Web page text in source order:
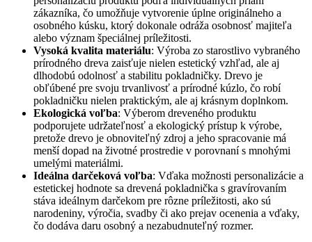
zákazníka, čo umožňuje vytvorenie úplne originálneho a
osobného kúsku, ktorý dokonale odráža osobnosť majiteľa
alebo význam špeciálnej príležitosti.
Vysoká kvalita materiálu: Výroba zo starostlivo vybraného
prírodného dreva zaisťuje nielen estetický vzhľad, ale aj
dlhodobú odolnosť a stabilitu pokladničky. Drevo je
obľúbené pre svoju trvanlivosť a prírodné kúzlo, čo robí
pokladničku nielen praktickým, ale aj krásnym doplnkom.
Ekologická voľba: Výberom dreveného produktu
podporujete udržateľnosť a ekologický prístup k výrobe,
pretože drevo je obnoviteľný zdroj a jeho spracovanie má
menší dopad na životné prostredie v porovnaní s mnohými
umelými materiálmi.
Ideálna darčeková voľba: Vďaka možnosti personalizácie a
estetickej hodnote sa drevená pokladnička s gravírovaním
stáva ideálnym darčekom pre rôzne príležitosti, ako sú
narodeniny, výročia, svadby či ako prejav ocenenia a vďaky,
čo dodáva daru osobný a nezabudnuteľný rozmer.